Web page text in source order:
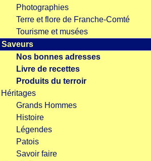
Photographies
Terre et flore de Franche-Comté
Tourisme et musées
Saveurs
Nos bonnes adresses
Livre de recettes
Produits du terroir
Héritages
Grands Hommes
Histoire
Légendes
Patois
Savoir faire